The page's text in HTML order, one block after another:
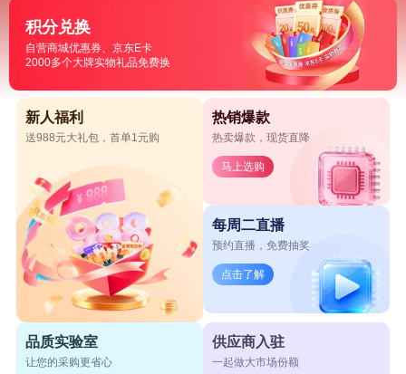
积分兑换
自营商城优惠券、京东E卡
2000多个大牌实物礼品免费换
新人福利
送988元大礼包，首单1元购
热销爆款
热卖爆款，现货直降
马上选购
每周二直播
预约直播，免费抽奖
点击了解
品质实验室
让您的采购更省心
供应商入驻
一起做大市场份额